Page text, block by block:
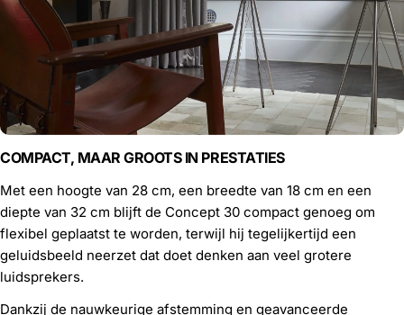
COMPACT, MAAR GROOTS IN PRESTATIES
Met een hoogte van 28 cm, een breedte van 18 cm en een
diepte van 32 cm blijft de Concept 30 compact genoeg om
flexibel geplaatst te worden, terwijl hij tegelijkertijd een
geluidsbeeld neerzet dat doet denken aan veel grotere
luidsprekers.
Dankzij de nauwkeurige afstemming en geavanceerde